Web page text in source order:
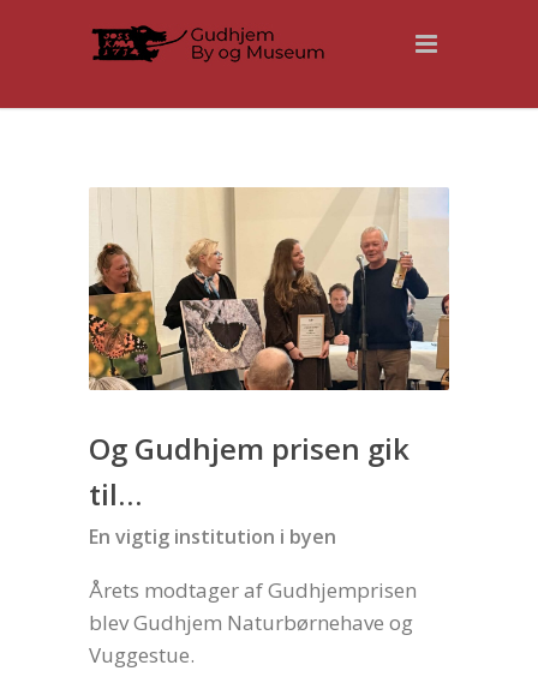
Og Gudhjem prisen gik
til…
En vigtig institution i byen
Årets modtager af Gudhjemprisen
blev Gudhjem Naturbørnehave og
Vuggestue.